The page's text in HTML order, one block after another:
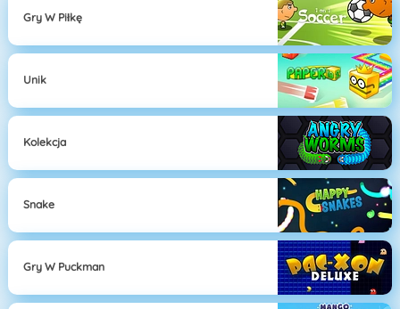
Gry W Piłkę
Unik
Kolekcja
Snake
Gry W Puckman